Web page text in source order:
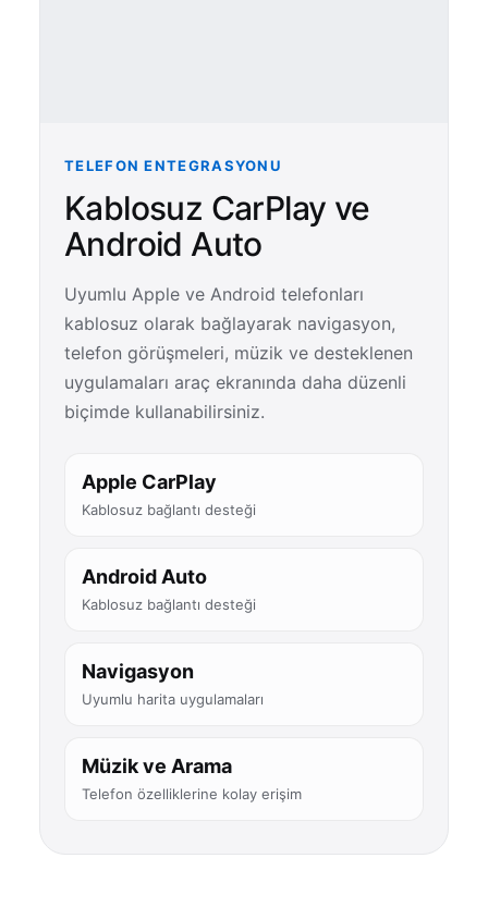
TELEFON ENTEGRASYONU
Kablosuz CarPlay ve
Android Auto
Uyumlu Apple ve Android telefonları
kablosuz olarak bağlayarak navigasyon,
telefon görüşmeleri, müzik ve desteklenen
uygulamaları araç ekranında daha düzenli
biçimde kullanabilirsiniz.
Apple CarPlay
Kablosuz bağlantı desteği
Android Auto
Kablosuz bağlantı desteği
Navigasyon
Uyumlu harita uygulamaları
Müzik ve Arama
Telefon özelliklerine kolay erişim